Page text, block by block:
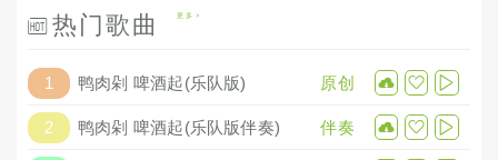
热门歌曲 更多
1 鸭肉剁 啤酒起(乐队版) 原创
2 鸭肉剁 啤酒起(乐队版伴奏) 伴奏